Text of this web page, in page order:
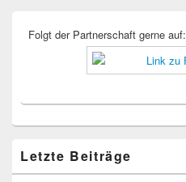
Folgt der Partnerschaft gerne auf:
Letzte Beiträge